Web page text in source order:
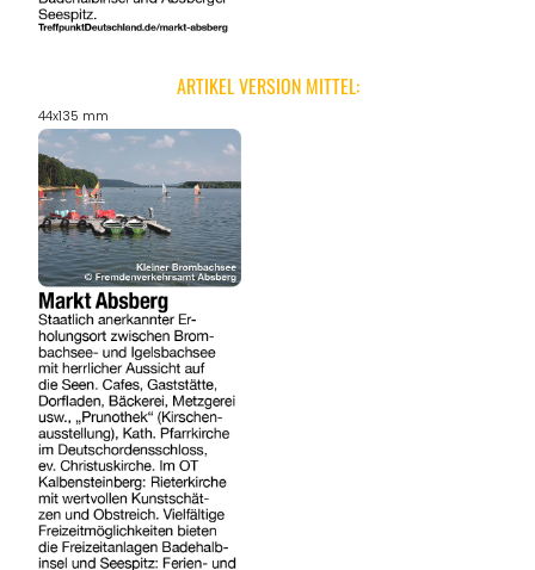
ARTIKEL VERSION MITTEL:
44x135 mm